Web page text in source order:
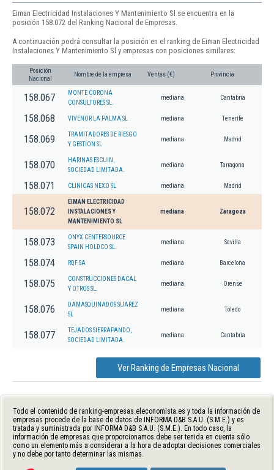
Eiman Electricidad Instalaciones Y Mantenimiento Sl se encuentra en la
posición 158.072 del Ranking Nacional de Empresas.
A continuación podrá consultar la posición en el ranking de Eiman Electricidad
Instalaciones Y Mantenimiento Sl y empresas con posiciones similares:
Posición
Nacional
Nombre de la empresa Ventas (€) Provincia
158.067
MONTE CORONA
CONSULTORES SL.
mediana Cantabria
158.068 VIVENOR LA PALMA SL mediana Tenerife
158.069
TRAMITADORES DE RIESGO
Y GESTION SL
mediana Madrid
158.070
HARINAS ESCUIN,
SOCIEDAD LIMITADA.
mediana Tarragona
158.071 CLINICAS NEXO SL mediana Madrid
158.072
EIMAN ELECTRICIDAD
INSTALACIONES Y
MANTENIMIENTO SL
mediana Zaragoza
158.073
ONYX CENTERSOURCE
SPAIN HOLDCO SL.
mediana Sevilla
158.074 RQF SA mediana Barcelona
158.075
CONSTRUCCIONES DACAL
Y OTROS SL.
mediana Orense
158.076
DAMASQUINADOS SUAREZ
SL
mediana Toledo
158.077
TEJADOS SIERRAPANDO,
SOCIEDAD LIMITADA.
mediana Cantabria
Ver Ranking de Empresas Nacional
Todo el contenido de ranking-empresas.eleconomista.es y toda la información de
empresas procede de la base de datos de INFORMA D&B S.A.U. (S.M.E.) y es
tratada y suministrada por INFORMA D&B S.A.U. (S.M.E.). En todo caso, la
información de empresas que proporcionamos debe ser tenida en cuenta sólo
como un elemento más a considerar a la hora de adoptar decisiones comerciales
y no debe por tanto determinar las mismas.